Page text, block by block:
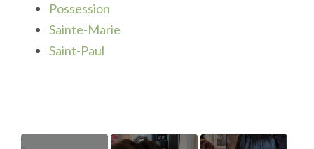
Possession
Sainte-Marie
Saint-Paul